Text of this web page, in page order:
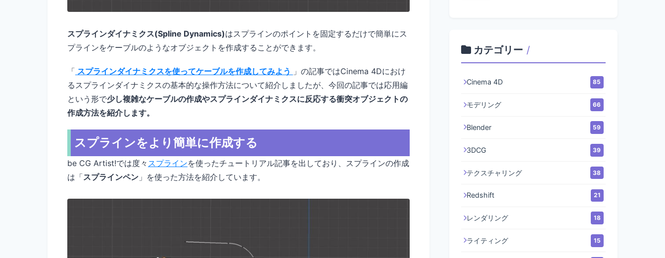
スプラインダイナミクス(Spline Dynamics)はスプラインのポイントを固定するだけで簡単にス
プラインをケーブルのようなオブジェクトを作成することができます。
「 スプラインダイナミクスを使ってケーブルを作成してみよう
」の記事ではCinema 4Dにおけ
るスプラインダイナミクスの基本的な操作方法について紹介しましたが、今回の記事では応用編
という形で少し複雑なケーブルの作成やスプラインダイナミクスに反応する衝突オブジェクトの
作成方法を紹介します。
スプラインをより簡単に作成する
be CG Artist!では度々 スプラインを使ったチュートリアル記事を出しており、スプラインの作成
は「スプラインペン 」を使った方法を紹介しています。
カテゴリー /
Cinema 4D 85
モデリング 66
Blender 59
3DCG 39
テクスチャリング 38
Redshift 21
レンダリング 18
ライティング 15